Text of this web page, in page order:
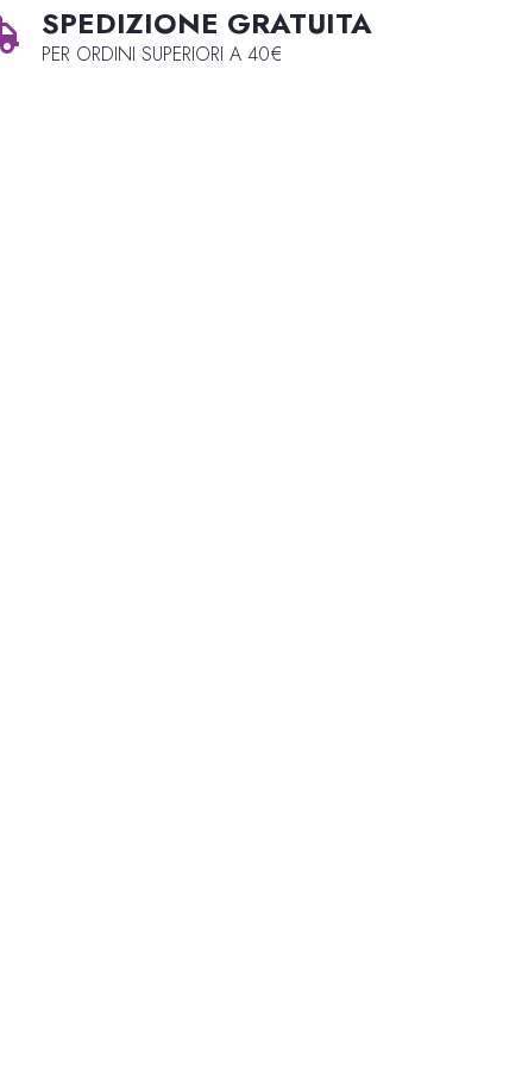
SPEDIZIONE GRATUITA
PER ORDINI SUPERIORI A 40€